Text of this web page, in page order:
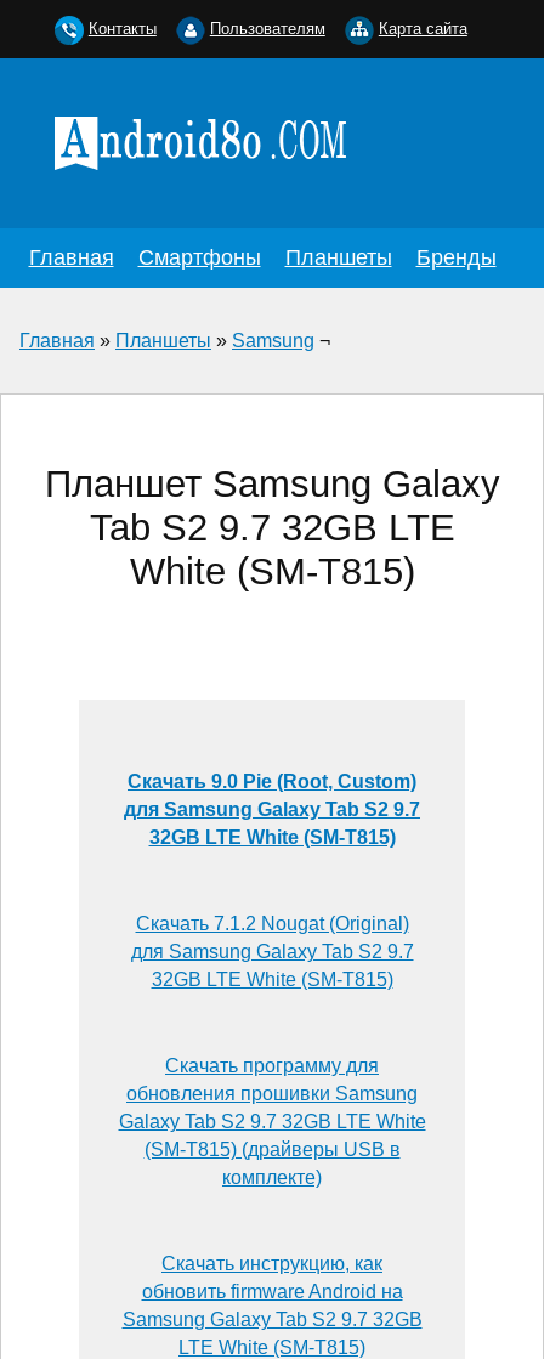
Главная Смартфоны Планшеты Бренды
Главная » Планшеты » Samsung ¬
Планшет Samsung Galaxy
Tab S2 9.7 32GB LTE
White (SM-T815)
Скачать 9.0 Pie (Root, Custom)
для Samsung Galaxy Tab S2 9.7
32GB LTE White (SM-T815)
Скачать 7.1.2 Nougat (Original)
для Samsung Galaxy Tab S2 9.7
32GB LTE White (SM-T815)
Скачать программу для
обновления прошивки Samsung
Galaxy Tab S2 9.7 32GB LTE White
(SM-T815) (драйверы USB в
комплекте)
Скачать инструкцию, как
обновить firmware Android на
Samsung Galaxy Tab S2 9.7 32GB
LTE White (SM-T815)
Контакты Пользователям Карта сайта